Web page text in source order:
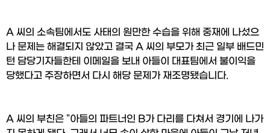
A 씨의 소속팀에서도 사태의 원만한 수습을 위해 중재에 나섰으
나 문제는 해결되지 않았고 결국 A 씨의 부모가 최근 일부 배드민
턴 담당기자들한테 이메일을 보내 아들이 대표팀에서 불이익을
당했다고 주장하면서 다시 해당 문제가 재조명됐습니다.
A 씨의 부친은 "아들의 파트너인 B가 다리를 다쳐서 경기에 나가